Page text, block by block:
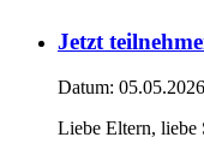
Jetzt
Datum: 05.05.2026
Liebe Eltern, liebe